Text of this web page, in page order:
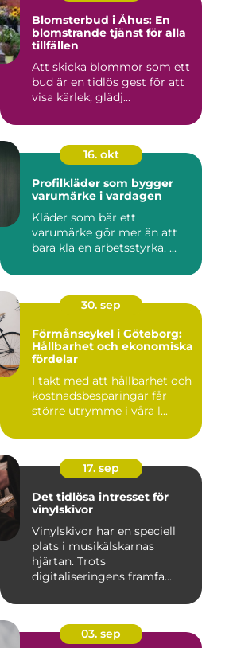
Blomsterbud i Åhus: En
blomstrande tjänst för alla
tillfällen
Att skicka blommor som ett
bud är en tidlös gest för att
visa kärlek, glädj...
16. okt
Profilkläder som bygger
varumärke i vardagen
Kläder som bär ett
varumärke gör mer än att
bara klä en arbetsstyrka. ...
30. sep
Förmånscykel i Göteborg:
Hållbarhet och ekonomiska
fördelar
I takt med att hållbarhet och
kostnadsbesparingar får
större utrymme i våra l...
17. sep
Det tidlösa intresset för
vinylskivor
Vinylskivor har en speciell
plats i musikälskarnas
hjärtan. Trots
digitaliseringens framfa...
03. sep